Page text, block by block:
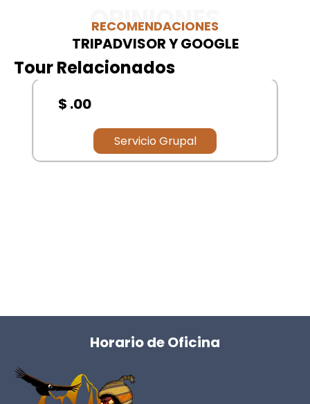
OPINIONES
RECOMENDACIONES
TRIPADVISOR Y GOOGLE
Tour Relacionados
Horario de Oficina